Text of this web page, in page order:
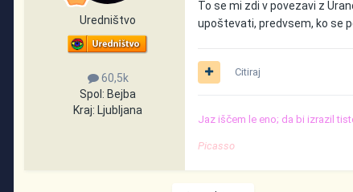
Uredništvo
60,5k
Spol: Bejba
Kraj: Ljubljana
To se mi zdi v povezavi z
upoštevati, predvsem, ko se
Citiraj
Jaz iščem le eno; da bi izrazil
Picasso